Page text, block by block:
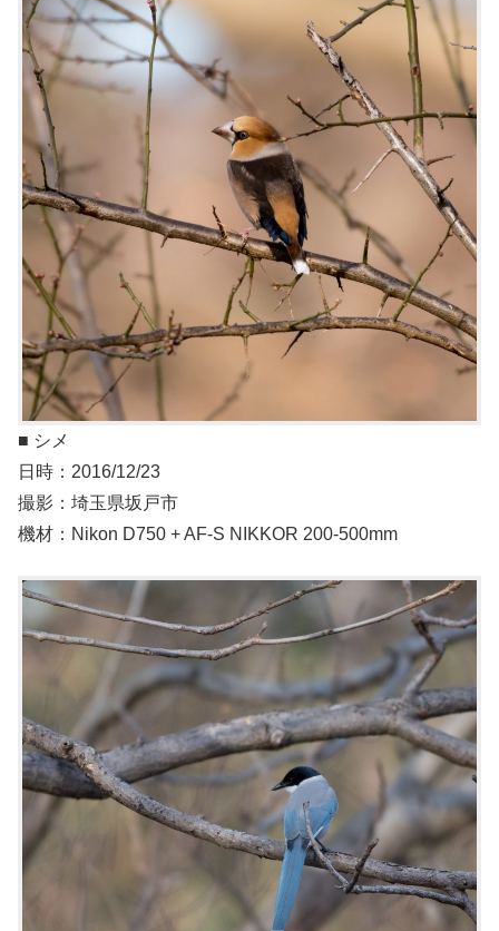
■ シメ
日時：2016/12/23
撮影：埼玉県坂戸市
機材：Nikon D750 + AF-S NIKKOR 200-500mm